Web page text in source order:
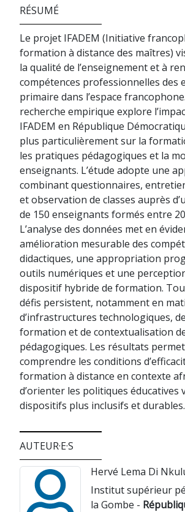
RÉSUMÉ
Le projet IFADEM (Initiative
formation à distance des maîtres)
la qualité de l’enseignement et à
compétences professionnelles des
primaire dans l’espace
recherche empirique explore
IFADEM en République
plus particulièrement sur la
les pratiques pédagogiques et la
enseignants. L’étude adopte une
combinant questionnaires,
et observation de classes auprès
de 150 enseignants formés entre
L’analyse des données met en
amélioration mesurable des
didactiques, une appropriation
outils numériques et une
dispositif hybride de formation.
défis persistent, notamment en
d’infrastructures technologiques,
formation et de contextualisation
pédagogiques. Les résultats
comprendre les conditions
formation à distance en contexte
d’orienter les politiques éducatives
dispositifs plus inclusifs et durables.
AUTEUR·E·S
Hervé Lema Di
Institut supérieur
la Gombe -